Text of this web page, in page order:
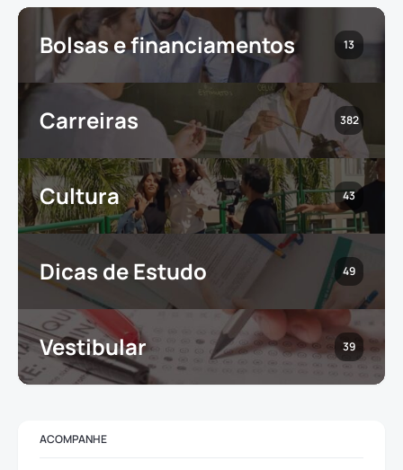
Bolsas e financiamentos 13
Carreiras 382
Cultura 43
Dicas de Estudo 49
Vestibular 39
ACOMPANHE